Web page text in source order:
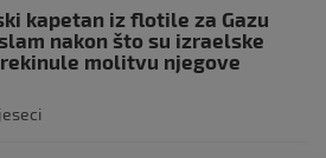
kapetan iz flotile za Gazu
nakon što su izraelske
molitvu njegove